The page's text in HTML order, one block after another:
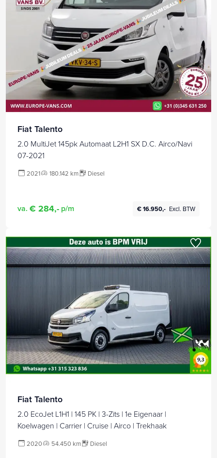
Fiat Talento
2.0 MultiJet 145pk Automaat L2H1 SX D.C. Airco/Navi
07-2021
2021 180.142 km Diesel
va. € 284,- p/m € 16.950,- Excl. BTW
Fiat Talento
2.0 EcoJet L1H1 | 145 PK | 3-Zits | 1e Eigenaar |
Koelwagen | Carrier | Cruise | Airco | Trekhaak
2020 54.450 km Diesel